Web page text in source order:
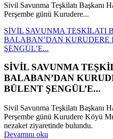
Sivil Savunma Teşkilatı
Perşembe günü Kurudere...
SİVİL SAVUNMA TEŞKİLATI
BALABAN’DAN
ŞENGÜL’E...
SİVİL SAVUNMA
BALABAN’DAN
BÜLENT ŞENGÜL’E...
Sivil Savunma Teşkilatı
Perşembe günü Kurudere Köyü
nezaket ziyaretinde bulundu.
Devamını oku